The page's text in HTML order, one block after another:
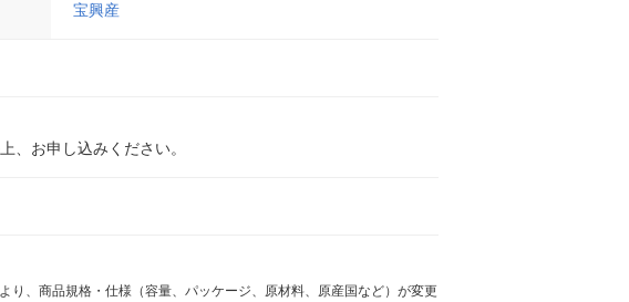
宝興産
、お申し込みください。
、商品規格・仕様（容量、パッケージ、原材料、原産国など）が変更